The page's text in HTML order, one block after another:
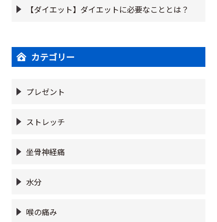
【ダイエット】ダイエットに必要なこととは？
カテゴリー
プレゼント
ストレッチ
坐骨神経痛
水分
喉の痛み